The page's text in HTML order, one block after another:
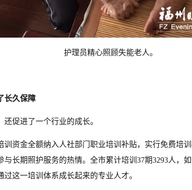
护理员精心照顾失能老人。
长久保障
还促进了一个行业的成长。
训资金全额纳入人社部门职业培训补贴，实行免费培
与长期照护服务的热情。全市累计培训37期3293人，
过这一培训体系成长起来的专业人才。